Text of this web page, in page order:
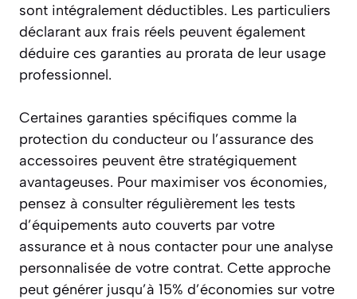
sont intégralement déductibles. Les particuliers
déclarant aux frais réels peuvent également
déduire ces garanties au prorata de leur usage
professionnel.
Certaines garanties spécifiques comme la
protection du conducteur ou l’assurance des
accessoires peuvent être stratégiquement
avantageuses. Pour maximiser vos économies,
pensez à consulter régulièrement les tests
d’équipements auto couverts par votre
assurance et à nous contacter pour une analyse
personnalisée de votre contrat. Cette approche
peut générer jusqu’à 15% d’économies sur votre